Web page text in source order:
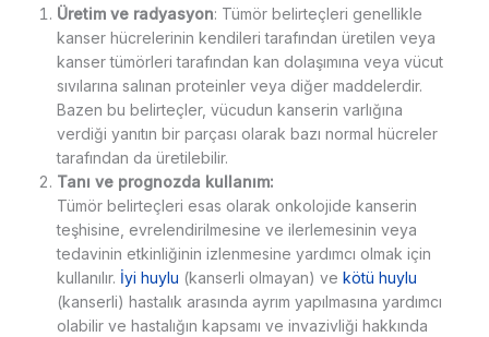
Üretim ve radyasyon: Tümör belirteçleri genellikle
kanser hücrelerinin kendileri tarafından üretilen veya
kanser tümörleri tarafından kan dolaşımına veya vücut
sıvılarına salınan proteinler veya diğer maddelerdir.
Bazen bu belirteçler, vücudun kanserin varlığına
verdiği yanıtın bir parçası olarak bazı normal hücreler
tarafından da üretilebilir.
Tanı ve prognozda kullanım:
Tümör belirteçleri esas olarak onkolojide kanserin
teşhisine, evrelendirilmesine ve ilerlemesinin veya
tedavinin etkinliğinin izlenmesine yardımcı olmak için
kullanılır. İyi huylu (kanserli olmayan) ve kötü huylu
(kanserli) hastalık arasında ayrım yapılmasına yardımcı
olabilir ve hastalığın kapsamı ve invazivliği hakkında